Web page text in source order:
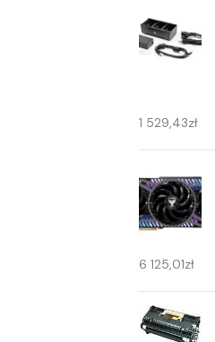
1 529,43zł
6 125,01zł